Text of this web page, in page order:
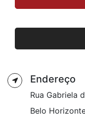
Endereço
Rua Gabriela
Belo